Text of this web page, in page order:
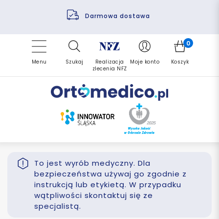
Darmowa dostawa
Pomoc fizjoterapeuty
Finansowanie PFRON
Refundacja NFZ
Zrealizuj zlecenie ponownie
Menu Szukaj
Realizacja
zlecenia NFZ
Moje konto
0
Koszyk
To jest wyrób medyczny. Dla
bezpieczeństwa używaj go zgodnie z
instrukcją lub etykietą. W przypadku
wątpliwości skontaktuj się ze
specjalistą.